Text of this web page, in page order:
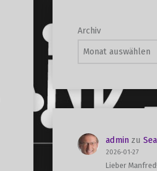
Archiv
adminzu
2026-01-27
Lieber